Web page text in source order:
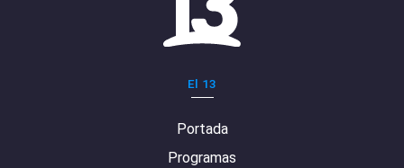
El 13
Portada
Programas